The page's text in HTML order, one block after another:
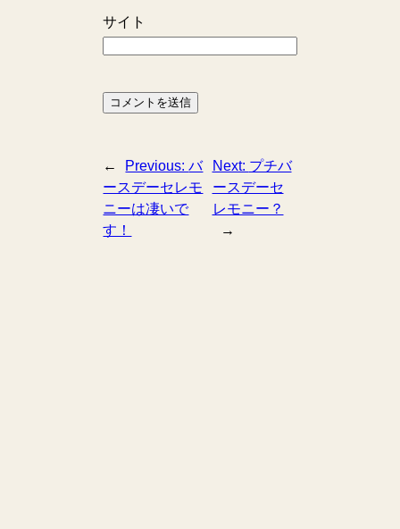
サイト
← Previous:バ
ースデーセレモ
ニーは凄いで
す！
Next: プチバ
ースデーセ
レモニー？
→